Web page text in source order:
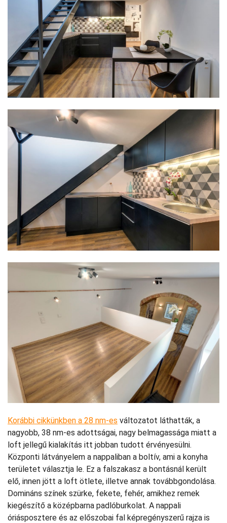
Korábbi cikkünkben a 28 nm-es változatot láthatták, a
nagyobb, 38 nm-es adottságai, nagy belmagassága miatt a
loft jellegű kialakítás itt jobban tudott érvényesülni.
Központi látványelem a nappaliban a boltív, ami a konyha
területet választja le. Ez a falszakasz a bontásnál került
elő, innen jött a loft ötlete, illetve annak továbbgondolása.
Domináns színek szürke, fekete, fehér, amikhez remek
kiegészítő a középbarna padlóburkolat. A nappali
óriásposztere és az előszobai fal képregényszerű rajza is